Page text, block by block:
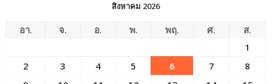
สิงหาคม 2026
อา. จ. อ. พ. พฤ. ศ.
ส.
1
2
3 4 5 6 7
8